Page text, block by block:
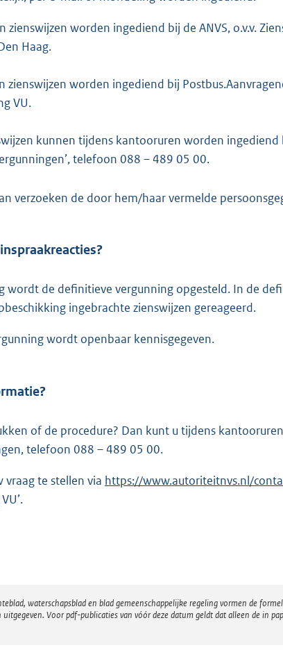
n
zienswijzen worden ingediend bij de ANVS, o.v.v.
Haag.
zienswijzen worden ingediend bij
VU.
kunnen tijdens kantooruren worden
telefoon 088 – 489 05 00.
verzoeken de door hem/haar vermelde
wordt de definitieve vergunning opgesteld. In de
ingebrachte zienswijzen gereageerd.
wordt openbaar kennisgegeven.
of de procedure? Dan kunt u tijdens
telefoon 088 – 489 05 00.
vraag te stellen via E
l
https://www.autoriteitnvs.nl/
waterschapsblad en blad gemeenschappelijke regeling vormen de
Voor pdf-publicaties van vóór deze datum geldt dat alleen de in